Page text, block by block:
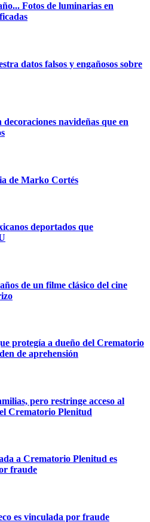
Fotos de luminarias en
datos falsos y engañosos sobre
navideñas que en
de Marko Cortés
deportados que
de un filme clásico del cine
protegía a dueño del Crematorio
de aprehensión
pero restringe acceso al
Crematorio Plenitud
a Crematorio Plenitud es
fraude
es vinculada por fraude